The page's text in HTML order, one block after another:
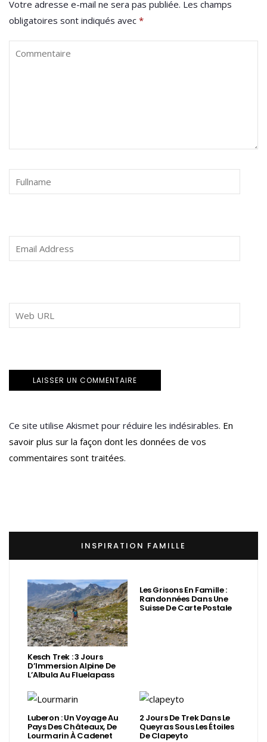
Votre adresse e-mail ne sera pas publiée. Les champs
obligatoires sont indiqués avec *
Ce site utilise Akismet pour réduire les indésirables. En
savoir plus sur la façon dont les données de vos
commentaires sont traitées.
INSPIRATION FAMILLE
Kesch Trek : 3 Jours
D’Immersion Alpine De
L’Albula Au Fluelapass
Les Grisons En Famille :
Randonnées Dans Une
Suisse De Carte Postale
Luberon : Un Voyage Au
Pays Des Châteaux, De
Lourmarin À Cadenet
2 Jours De Trek Dans Le
Queyras Sous Les Étoiles
De Clapeyto